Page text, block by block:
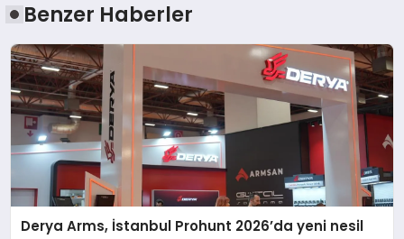
Benzer Haberler
Derya Arms, İstanbul Prohunt 2026’da yeni nesil